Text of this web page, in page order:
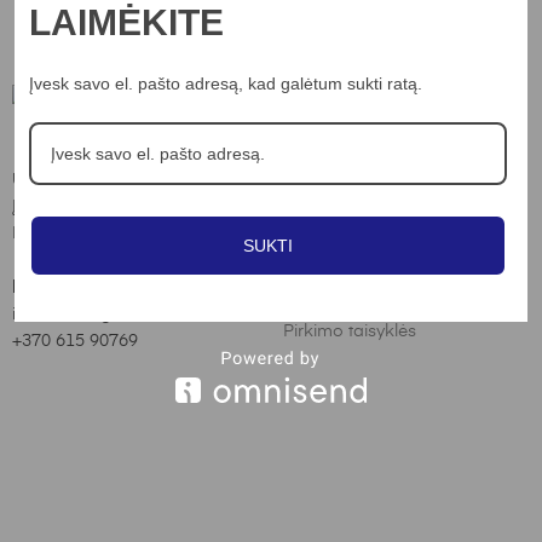
UAB “Nord lights”
Kontaktai:
info@nordlights.lt
+370 615 90769
Informacija
Apie mus
Pirkimo taisyklės
LAIMĖKITE
Įvesk savo el. pašto adresą, kad galėtum sukti ratą.
SUKTI